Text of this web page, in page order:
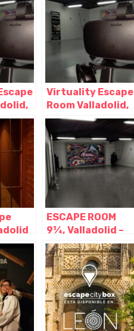
Castilla y León
Virtuality Escape
Room Valladolid,
Valladolid –
Castilla y León
ESCAPE ROOM
9¾, Valladolid –
Castilla y León